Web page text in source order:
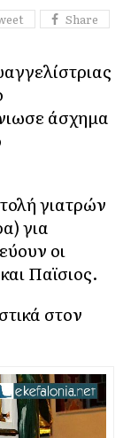
Share
άσχημα
γιατρών
για
οι
Παϊσιος.
στον